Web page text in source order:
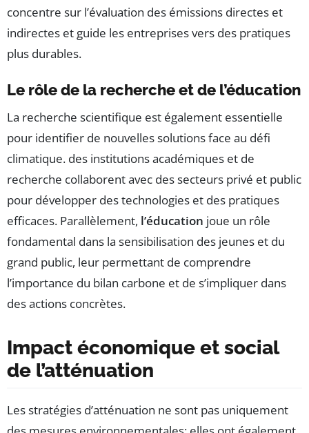
concentre sur l’évaluation des émissions directes et
indirectes et guide les entreprises vers des pratiques
plus durables.
Le rôle de la recherche et de l’éducation
La recherche scientifique est également essentielle
pour identifier de nouvelles solutions face au défi
climatique. des institutions académiques et de
recherche collaborent avec des secteurs privé et public
pour développer des technologies et des pratiques
efficaces. Parallèlement, l’éducation joue un rôle
fondamental dans la sensibilisation des jeunes et du
grand public, leur permettant de comprendre
l’importance du bilan carbone et de s’impliquer dans
des actions concrètes.
Impact économique et social
de l’atténuation
Les stratégies d’atténuation ne sont pas uniquement